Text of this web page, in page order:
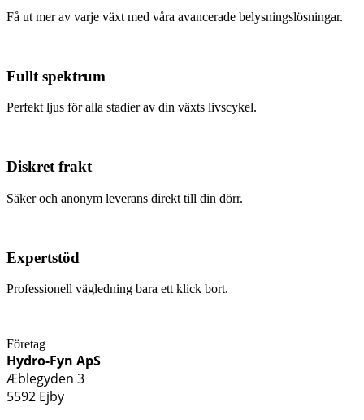
Få ut mer av varje växt med våra avancerade belysningslösningar.
Fullt spektrum
Perfekt ljus för alla stadier av din växts livscykel.
Diskret frakt
Säker och anonym leverans direkt till din dörr.
Expertstöd
Professionell vägledning bara ett klick bort.
Företag
Hydro-Fyn ApS
Æblegyden 3
5592 Ejby